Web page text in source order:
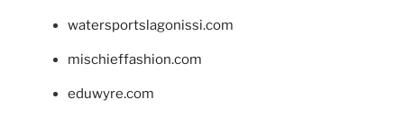
watersportslagonissi.com
mischieffashion.com
eduwyre.com